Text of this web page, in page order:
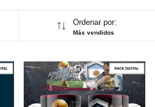
Ordenar por:
Más vendidos